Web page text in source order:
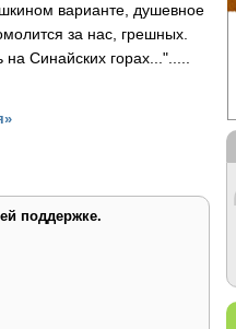
варианте, душевное
за нас, грешных.
на Синайских горах...".....
поддержке.